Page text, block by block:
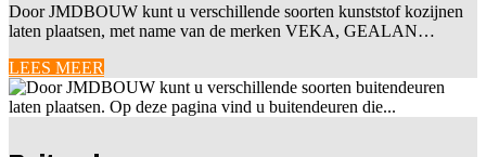
Door JMDBOUW kunt u verschillende soorten kunststof kozijnen
laten plaatsen, met name van de merken VEKA, GEALAN…
LEES MEER